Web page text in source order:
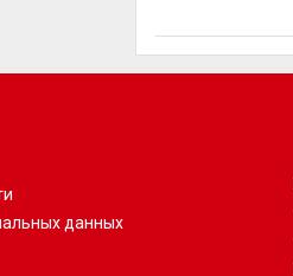
данных